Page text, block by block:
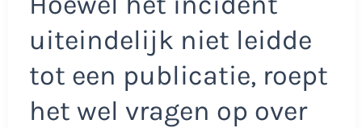
uiteindelijk niet leidde
tot een publicatie, roept
het wel vragen op over